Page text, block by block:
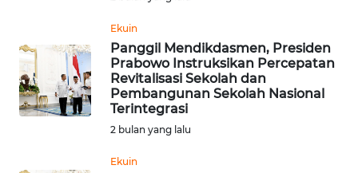
Ekuin
Panggil Mendikdasmen, Presiden
Prabowo Instruksikan Percepatan
Revitalisasi Sekolah dan
Pembangunan Sekolah Nasional
Terintegrasi
2 bulan yang lalu
Ekuin
SUMBAR
WN
SUMSEL